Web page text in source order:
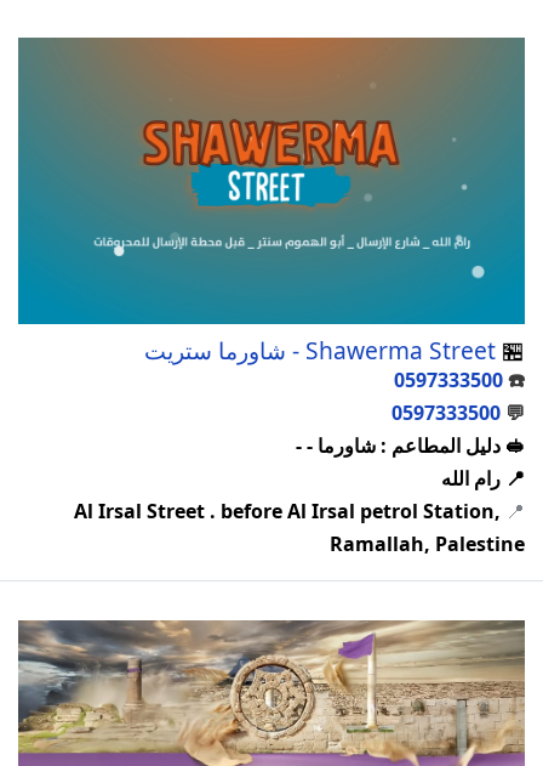
🏪 Shawerma Street - شاورما ستريت
☎️
0597333500
💬
0597333500
🥪 دليل المطاعم : شاورما - -
📍 رام الله
📍
Al Irsal Street . before Al Irsal petrol Station,
Ramallah, Palestine